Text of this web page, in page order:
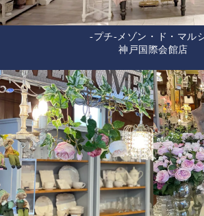
-プチ-メゾン・ド・マル
神戸国際会館店